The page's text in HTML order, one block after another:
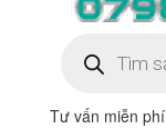
kiếm
sản
Tư vấn miễn phí